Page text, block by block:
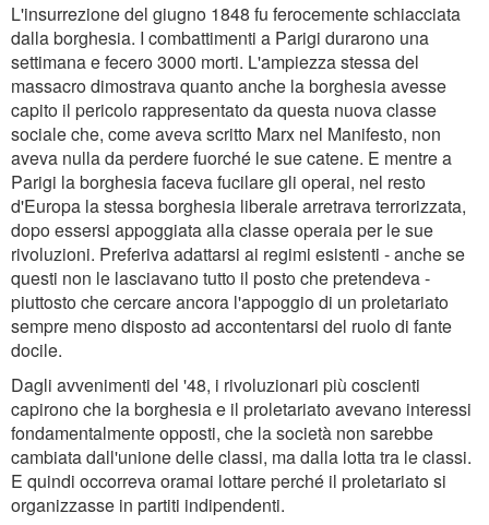
L'insurrezione del giugno 1848 fu ferocemente schiacciata
dalla borghesia. I combattimenti a Parigi durarono una
settimana e fecero 3000 morti. L'ampiezza stessa del
massacro dimostrava quanto anche la borghesia avesse
capito il pericolo rappresentato da questa nuova classe
sociale che, come aveva scritto Marx nel Manifesto, non
aveva nulla da perdere fuorché le sue catene. E mentre a
Parigi la borghesia faceva fucilare gli operai, nel resto
d'Europa la stessa borghesia liberale arretrava terrorizzata,
dopo essersi appoggiata alla classe operaia per le sue
rivoluzioni. Preferiva adattarsi ai regimi esistenti - anche se
questi non le lasciavano tutto il posto che pretendeva -
piuttosto che cercare ancora l'appoggio di un proletariato
sempre meno disposto ad accontentarsi del ruolo di fante
docile.
Dagli avvenimenti del '48, i rivoluzionari più coscienti
capirono che la borghesia e il proletariato avevano interessi
fondamentalmente opposti, che la società non sarebbe
cambiata dall'unione delle classi, ma dalla lotta tra le classi.
E quindi occorreva oramai lottare perché il proletariato si
organizzasse in partiti indipendenti.